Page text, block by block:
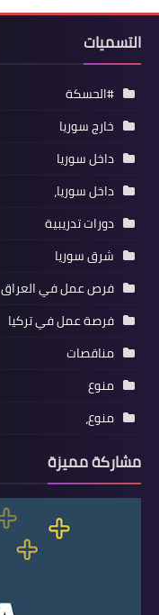
التسميات
#الحسكة
خارج سوريا
داخل سوريا
داخل سوريا،
دورات تدريبية
شرق سوريا
فرص عمل في العراق
فرصة عمل في تركيا
مناقصات
منوع
منوع،
مشاركة مميزة